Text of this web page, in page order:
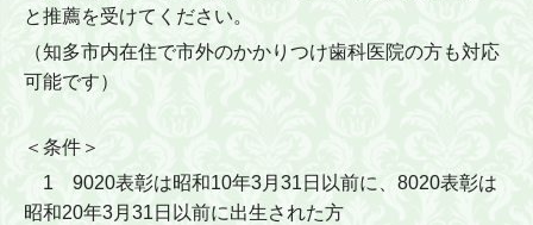
と推薦を受けてください。
（知多市内在住で市外のかかりつけ歯科医院の方も対応
可能です）
＜条件＞
1 9020表彰は昭和10年3月31日以前に、8020表彰は
昭和20年3月31日以前に出生された方